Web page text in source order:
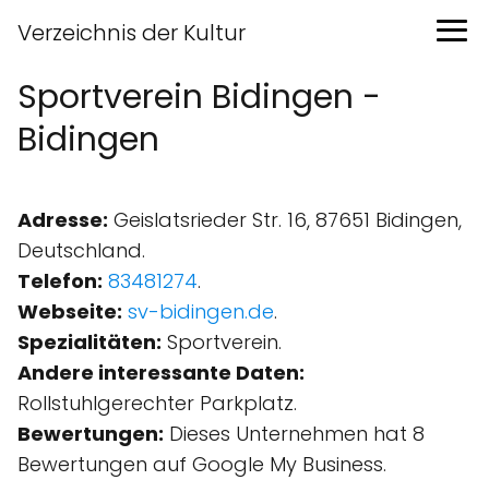
Verzeichnis der Kultur
Sportverein Bidingen -
Bidingen
Adresse: Geislatsrieder Str. 16, 87651 Bidingen,
Deutschland.
Telefon: 83481274.
Webseite: sv-bidingen.de.
Spezialitäten: Sportverein.
Andere interessante Daten:
Rollstuhlgerechter Parkplatz.
Bewertungen: Dieses Unternehmen hat 8
Bewertungen auf Google My Business.